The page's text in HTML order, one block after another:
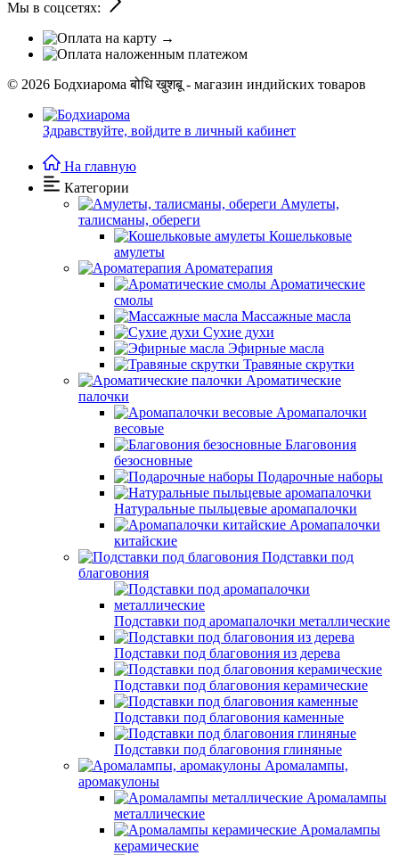
Мы в соцсетях:
© 2026 Бодхиарома बोधि खुशबू - магазин индийских товаров
Здравствуйте, войдите в личный кабинет
На главную
Категории
Амулеты,
талисманы, обереги
Кошельковые
амулеты
Ароматерапия
Ароматические
смолы
Массажные масла
Сухие духи
Эфирные масла
Травяные скрутки
Ароматические
палочки
Аромапалочки
весовые
Благовония
безосновные
Подарочные наборы
Натуральные пыльцевые аромапалочки
Аромапалочки
китайские
Подставки под
благовония
Подставки под аромапалочки металлические
Подставки под благовония из дерева
Подставки под благовония керамические
Подставки под благовония каменные
Подставки под благовония глиняные
Аромалампы,
аромакулоны
Аромалампы
металлические
Аромалампы
керамические